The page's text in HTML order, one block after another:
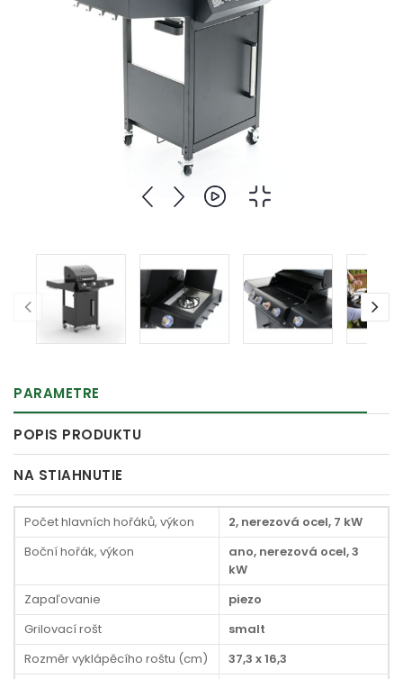
PARAMETRE
POPIS PRODUKTU
NA STIAHNUTIE
Počet hlavních hořáků, výkon
2, nerezová ocel, 7 kW
Boční hořák, výkon
ano, nerezová ocel, 3
kW
Zapaľovanie
piezo
Grilovací rošt
smalt
Rozměr vyklápěcího roštu (cm)
37,3 x 16,3